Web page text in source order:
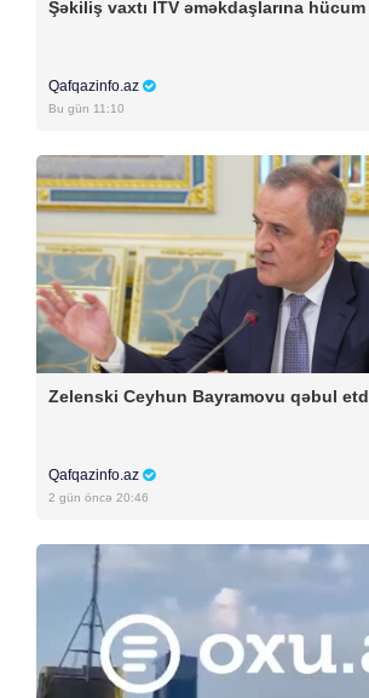
Şəkiliş vaxtı İTV əməkdaşlarına
Qafqazinfo.az
Bu gün 11:10
Zelenski Ceyhun Bayramovu qəbul
Qafqazinfo.az
2 gün öncə 20:46